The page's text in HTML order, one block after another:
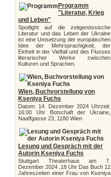
Programm
"Literatur, Krieg
und Leben"
Spotlight auf die zeitgenössische
Literatur und das Leben der Ukraine
ist eine Umsetzung der europäischen
Idee der Mehrsprachigkeit, der
Einheit in der Vielfalt und des Flusses
literarischer Werke zwischen
Kulturen und Sprachen.
Wien, Buchvorstellung von
Kseniya Fuchs
Datum: 14. Dezember 2024 Uhrzeit:
16:00 Uhr Botschaft der Ukraine,
Naaffgasse 23, 1180 Wien
Lesung und Gespräch mit der
Autorin Kseniya Fuchs
Stuttgart Theaterhaus am 7.
Dezember 2024 ,18 Uhr Das Buch 12
Jahreszeiten einer Frau von Kseniya